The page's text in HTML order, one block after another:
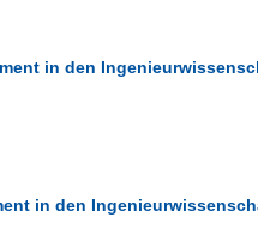
in den
in den